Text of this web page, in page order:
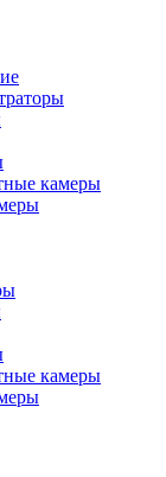
камеры
камеры